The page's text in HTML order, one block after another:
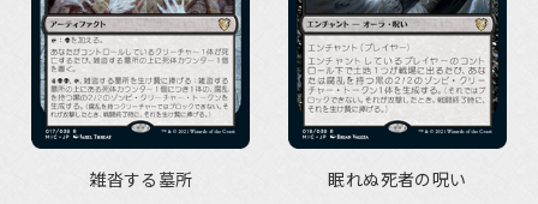
雑沓する墓所 眠れぬ死者の呪い